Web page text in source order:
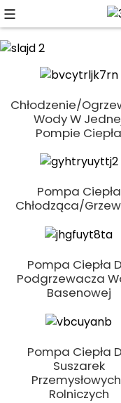
Chłodzenie/
Wody W
Pompie Ciepła
Pompa Ciepła
Chłodząca/
Pompa Ciepła
Podgrzewacza
Basenowej
Pompa Ciepła
Suszarek
Rolniczych